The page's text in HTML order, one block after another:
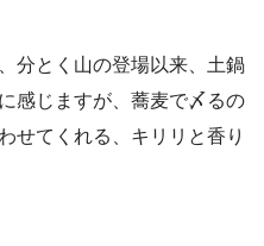
分とく山の登場以来、土鍋
感じますが、蕎麦で〆るの
せてくれる、キリリと香り